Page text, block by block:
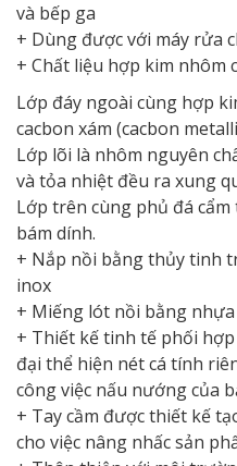
và bếp ga
+ Dùng được với máy rửa
+ Chất liệu hợp kim nhôm
Lớp đáy ngoài cùng hợp
cacbon xám (cacbon
Lớp lõi là nhôm nguyên
và tỏa nhiệt đều ra xung
Lớp trên cùng phủ đá
bám dính.
+ Nắp nồi bằng thủy tinh
inox
+ Miếng lót nồi bằng
+ Thiết kế tinh tế phối hợp
đại thể hiện nét cá tính
công việc nấu nướng của
+ Tay cầm được thiết kế
cho việc nâng nhấc sản